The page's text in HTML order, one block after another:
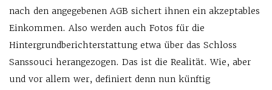
nach den angegebenen AGB sichert ihnen ein akzeptables
Einkommen. Also werden auch Fotos für die
Hintergrundberichterstattung etwa über das Schloss
Sanssouci herangezogen. Das ist die Realität. Wie, aber
und vor allem wer, definiert denn nun künftig